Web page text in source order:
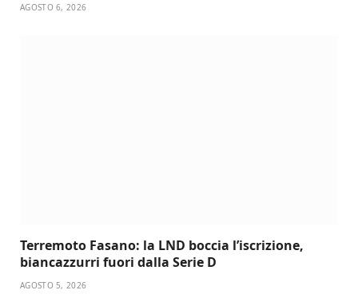
AGOSTO 6, 2026
Terremoto Fasano: la LND boccia l’iscrizione,
biancazzurri fuori dalla Serie D
AGOSTO 5, 2026